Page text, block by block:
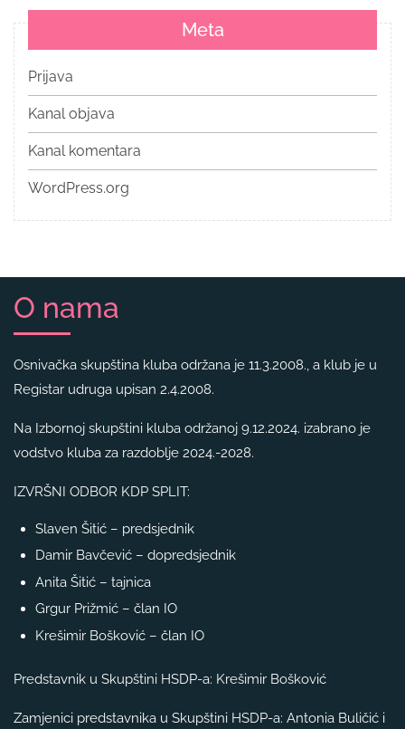
Meta
Prijava
Kanal objava
Kanal komentara
WordPress.org
O nama
Osnivačka skupština kluba održana je 11.3.2008., a klub je u
Registar udruga upisan 2.4.2008.
Na Izbornoj skupštini kluba održanoj 9.12.2024. izabrano je
vodstvo kluba za razdoblje 2024.-2028.
IZVRŠNI ODBOR KDP SPLIT:
Slaven Šitić – predsjednik
Damir Bavčević – dopredsjednik
Anita Šitić – tajnica
Grgur Prižmić – član IO
Krešimir Bošković – član IO
Predstavnik u Skupštini HSDP-a: Krešimir Bošković
Zamjenici predstavnika u Skupštini HSDP-a: Antonia Buličić i